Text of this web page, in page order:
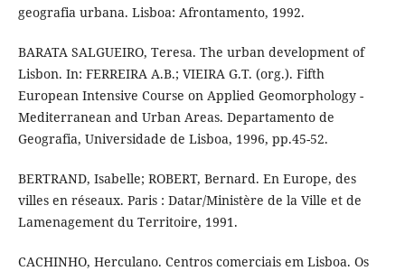
geografia urbana. Lisboa: Afrontamento, 1992.
BARATA SALGUEIRO, Teresa. The urban development of
Lisbon. In: FERREIRA A.B.; VIEIRA G.T. (org.). Fifth
European Intensive Course on Applied Geomorphology -
Mediterranean and Urban Areas. Departamento de
Geografia, Universidade de Lisboa, 1996, pp.45-52.
BERTRAND, Isabelle; ROBERT, Bernard. En Europe, des
villes en réseaux. Paris : Datar/Ministère de la Ville et de
Lamenagement du Territoire, 1991.
CACHINHO, Herculano. Centros comerciais em Lisboa. Os